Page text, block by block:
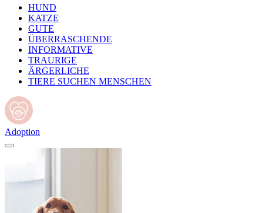
HUND
KATZE
GUTE
ÜBERRASCHENDE
INFORMATIVE
TRAURIGE
ÄRGERLICHE
TIERE SUCHEN MENSCHEN
Adoption